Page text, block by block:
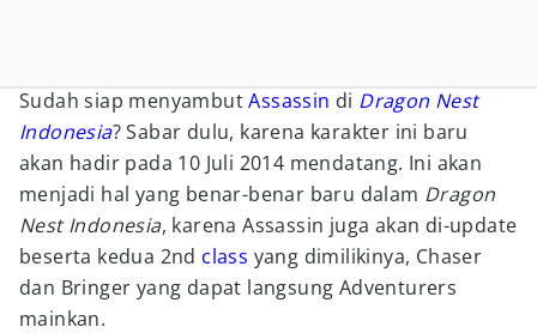
Sudah siap menyambutAssassin di Dragon Nest
Indonesia? Sabar dulu, karena karakter ini baru
akan hadir pada 10 Juli 2014 mendatang. Ini akan
menjadi hal yang benar-benar baru dalam Dragon
Nest Indonesia, karena Assassin juga akan di-update
beserta kedua 2nd class yang dimilikinya, Chaser
dan Bringer yang dapat langsung Adventurers
mainkan.